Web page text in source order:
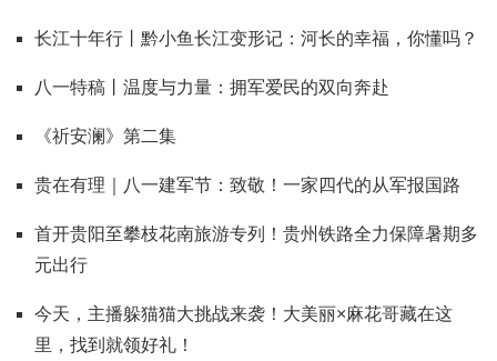
长江十年行丨黔小鱼长江变形记：河长的幸福，你懂吗？
八一特稿丨温度与力量：拥军爱民的双向奔赴
《祈安澜》第二集
贵在有理｜八一建军节：致敬！一家四代的从军报国路
首开贵阳至攀枝花南旅游专列！贵州铁路全力保障暑期多
元出行
今天，主播躲猫猫大挑战来袭！大美丽×麻花哥藏在这
里，找到就领好礼！